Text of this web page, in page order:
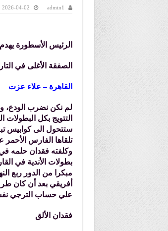
admin1
2026-04-02
الرئيس الأسطورة
الصفقة الأغلى في
القاهرة – علاء عزت
لم نكن نضرب الودع،
التتويج بكل
ستتحول الى كوابيس
وكلفته فقدان حلمه
بطولات الأندية في
مبكرا من الدور ربع
علي حساب الترجي نفسه
فقدان الألق